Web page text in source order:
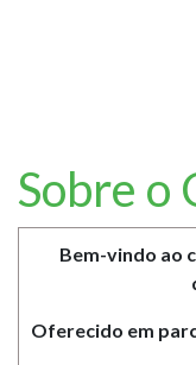
Sobre o
Bem-vindo ao
Oferecido em